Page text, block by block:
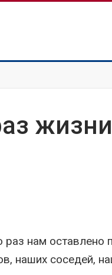
нам оставлено
наших соседей,